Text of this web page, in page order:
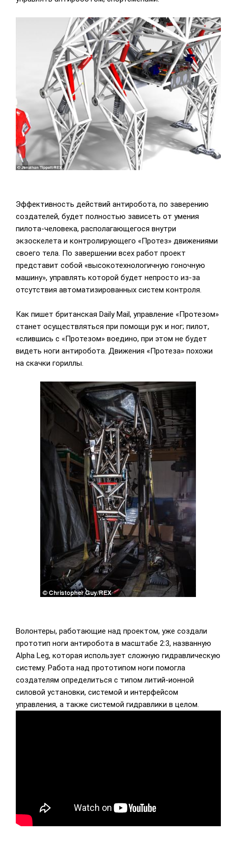
Эффективность действий антиробота, по заверению
создателей, будет полностью зависеть от умения
пилота-человека, располагающегося внутри
экзоскелета и контролирующего «Протез» движениями
своего тела. По завершении всех работ проект
представит собой «высокотехнологичную гоночную
машину», управлять которой будет непросто из-за
отсутствия автоматизированных систем контроля.
Как пишет британская Daily Mail, управление «Протезом»
станет осуществляться при помощи рук и ног; пилот,
«слившись с «Протезом» воедино, при этом не будет
видеть ноги антиробота. Движения «Протеза» похожи
на скачки гориллы.
Волонтеры, работающие над проектом, уже создали
прототип ноги антиробота в масштабе 2:3, названную
Alpha Leg, которая использует сложную гидравлическую
систему. Работа над прототипом ноги помогла
создателям определиться с типом литий-ионной
силовой установки, системой и интерфейсом
управления, а также системой гидравлики в целом.